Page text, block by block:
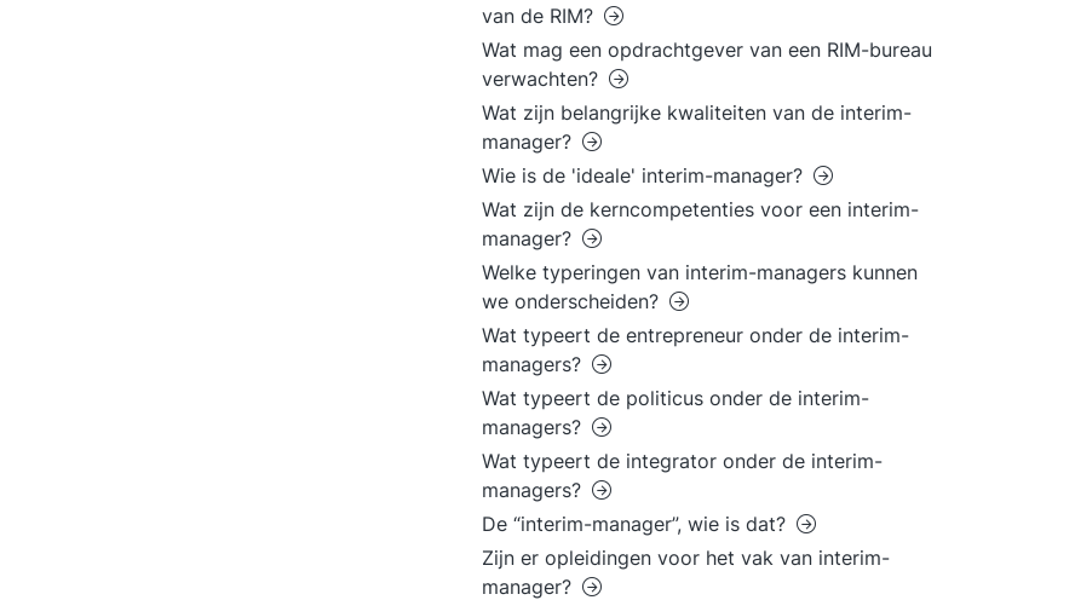
van de RIM?
Wat mag een opdrachtgever van een RIM-bureau
verwachten?
Wat zijn belangrijke kwaliteiten van de interim-
manager?
Wie is de 'ideale' interim-manager?
Wat zijn de kerncompetenties voor een interim-
manager?
Welke typeringen van interim-managers kunnen
we onderscheiden?
Wat typeert de entrepreneur onder de interim-
managers?
Wat typeert de politicus onder de interim-
managers?
Wat typeert de integrator onder de interim-
managers?
De “interim-manager”, wie is dat?
Zijn er opleidingen voor het vak van interim-
manager?